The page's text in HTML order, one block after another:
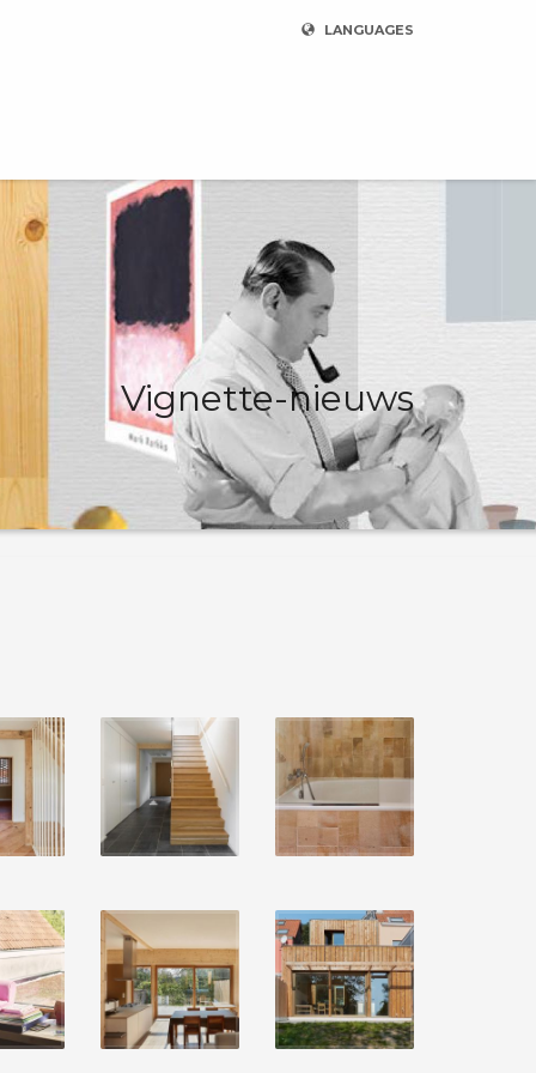
LANGUAGES
Vignette-nieuws